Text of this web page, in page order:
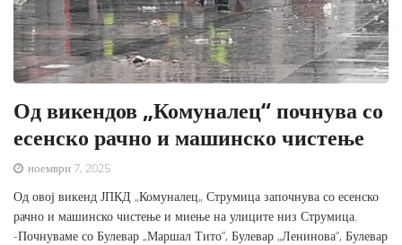
Од викендов „Комуналец“ почнува со
есенско рачно и машинско чистење
ноември 7, 2025
Од овој викенд ЈПКД „Комуналец„ Струмица започнува со есенско
рачно и машинско чистење и миење на улиците низ Струмица.
-Почнуваме со Булевар „Маршал Тито“, Булевар „Ленинова“, Булевар